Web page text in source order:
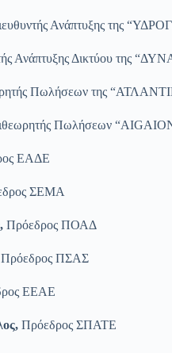
Ανάπτυξης της
Ανάπτυξης Δικτύου της
Πωλήσεων της
Πωλήσεων
ΕΑΔΕ
ΣΕΜΑ
Πρόεδρος ΠΟΑΔ
Πρόεδρος ΠΣΑΣ
ΕΕΑΕ
Πρόεδρος ΣΠΑΤΕ